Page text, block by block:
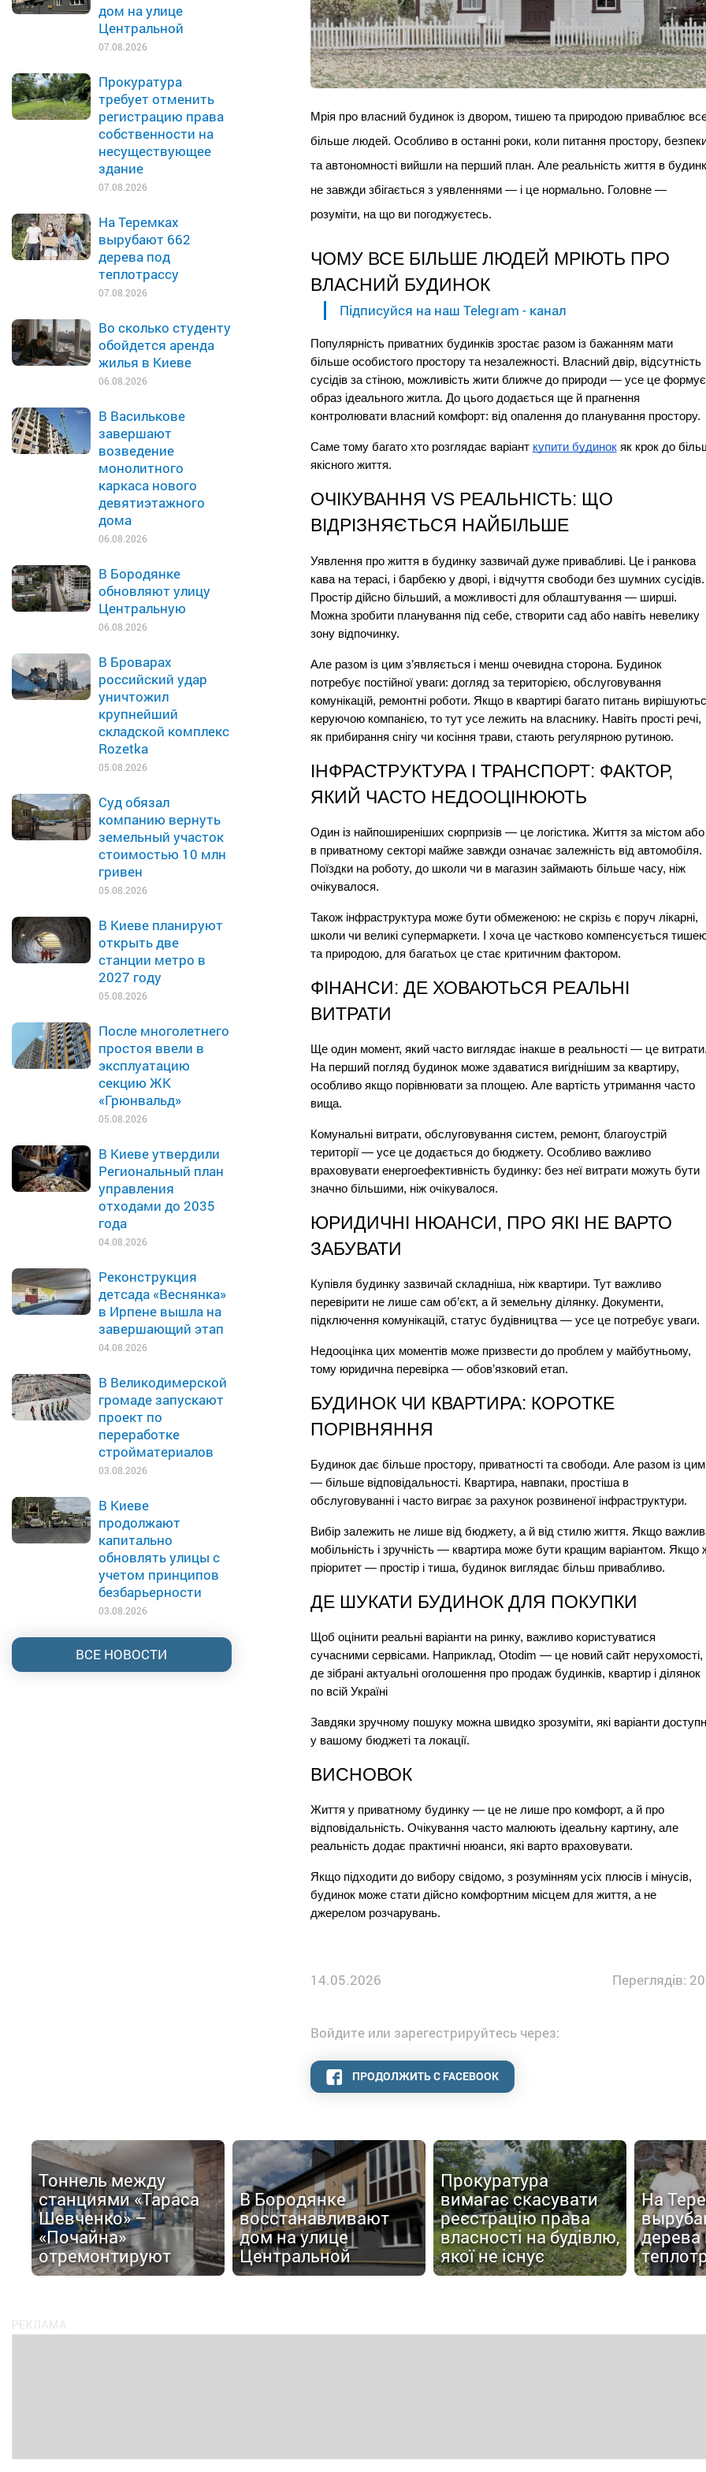
дом на улице
Центральной
07.08.2026
Прокуратура
требует отменить
регистрацию права
собственности на
несуществующее
здание
07.08.2026
На Теремках
вырубают 662
дерева под
теплотрассу
07.08.2026
Во сколько студенту
обойдется аренда
жилья в Киеве
06.08.2026
В Василькове
завершают
возведение
монолитного
каркаса нового
девятиэтажного
дома
06.08.2026
В Бородянке
обновляют улицу
Центральную
06.08.2026
В Броварах
российский удар
уничтожил
крупнейший
складской комплекс
Rozetka
05.08.2026
Суд обязал
компанию вернуть
земельный участок
стоимостью 10 млн
гривен
05.08.2026
В Киеве планируют
открыть две
станции метро в
2027 году
05.08.2026
После многолетнего
простоя ввели в
эксплуатацию
секцию ЖК
«Грюнвальд»
05.08.2026
В Киеве утвердили
Региональный план
управления
отходами до 2035
года
04.08.2026
Реконструкция
детсада «Веснянка»
в Ирпене вышла на
завершающий этап
04.08.2026
В Великодимерской
громаде запускают
проект по
переработке
стройматериалов
03.08.2026
В Киеве
продолжают
капитально
обновлять улицы с
учетом принципов
безбарьерности
03.08.2026
ВСЕ НОВОСТИ
Мрія про власний будинок із двором, тишею та природою приваблює
більше людей. Особливо в останні роки, коли питання простору,
та автономності вийшли на перший план. Але реальність життя в
не завжди збігається з уявленнями — і це нормально. Головне —
розуміти, на що ви погоджуєтесь.
ЧОМУ ВСЕ БІЛЬШЕ ЛЮДЕЙ МРІЮТЬ ПРО
ВЛАСНИЙ БУДИНОК
Підписуйся на наш Telegram - канал
Популярність приватних будинків зростає разом із бажанням мати
більше особистого простору та незалежності. Власний двір, відсутність
сусідів за стіною, можливість жити ближче до природи — усе це формує
образ ідеального житла. До цього додається ще й прагнення
контролювати власний комфорт: від опалення до планування простору.
Саме тому багато хто розглядає варіант купити будинок як крок до
якісного життя.
ОЧІКУВАННЯ VS РЕАЛЬНІСТЬ: ЩО
ВІДРІЗНЯЄТЬСЯ НАЙБІЛЬШЕ
Уявлення про життя в будинку зазвичай дуже привабливі. Це і ранкова
кава на терасі, і барбекю у дворі, і відчуття свободи без шумних сусідів.
Простір дійсно більший, а можливості для облаштування — ширші.
Можна зробити планування під себе, створити сад або навіть невелику
зону відпочинку.
Але разом із цим з’являється і менш очевидна сторона. Будинок
потребує постійної уваги: догляд за територією, обслуговування
комунікацій, ремонтні роботи. Якщо в квартирі багато питань
керуючою компанією, то тут усе лежить на власнику. Навіть прості речі,
як прибирання снігу чи косіння трави, стають регулярною рутиною.
ІНФРАСТРУКТУРА І ТРАНСПОРТ: ФАКТОР,
ЯКИЙ ЧАСТО НЕДООЦІНЮЮТЬ
Один із найпоширеніших сюрпризів — це логістика. Життя за містом або
в приватному секторі майже завжди означає залежність від автомобіля.
Поїздки на роботу, до школи чи в магазин займають більше часу, ніж
очікувалося.
Також інфраструктура може бути обмеженою: не скрізь є поруч лікарні,
школи чи великі супермаркети. І хоча це частково компенсується
та природою, для багатьох це стає критичним фактором.
ФІНАНСИ: ДЕ ХОВАЮТЬСЯ РЕАЛЬНІ
ВИТРАТИ
Ще один момент, який часто виглядає інакше в реальності — це
На перший погляд будинок може здаватися вигіднішим за квартиру,
особливо якщо порівнювати за площею. Але вартість утримання часто
вища.
Комунальні витрати, обслуговування систем, ремонт, благоустрій
території — усе це додається до бюджету. Особливо важливо
враховувати енергоефективність будинку: без неї витрати можуть бути
значно більшими, ніж очікувалося.
ЮРИДИЧНІ НЮАНСИ, ПРО ЯКІ НЕ ВАРТО
ЗАБУВАТИ
Купівля будинку зазвичай складніша, ніж квартири. Тут важливо
перевірити не лише сам об’єкт, а й земельну ділянку. Документи,
підключення комунікацій, статус будівництва — усе це потребує уваги.
Недооцінка цих моментів може призвести до проблем у майбутньому,
тому юридична перевірка — обов’язковий етап.
БУДИНОК ЧИ КВАРТИРА: КОРОТКЕ
ПОРІВНЯННЯ
Будинок дає більше простору, приватності та свободи. Але разом із цим
— більше відповідальності. Квартира, навпаки, простіша в
обслуговуванні і часто виграє за рахунок розвиненої інфраструктури.
Вибір залежить не лише від бюджету, а й від стилю життя. Якщо
мобільність і зручність — квартира може бути кращим варіантом. Якщо
пріоритет — простір і тиша, будинок виглядає більш привабливо.
ДЕ ШУКАТИ БУДИНОК ДЛЯ ПОКУПКИ
Щоб оцінити реальні варіанти на ринку, важливо користуватися
сучасними сервісами. Наприклад, Otodim — це новий сайт нерухомості,
де зібрані актуальні оголошення про продаж будинків, квартир і ділянок
по всій Україні
Завдяки зручному пошуку можна швидко зрозуміти, які варіанти
у вашому бюджеті та локації.
ВИСНОВОК
Життя у приватному будинку — це не лише про комфорт, а й про
відповідальність. Очікування часто малюють ідеальну картину, але
реальність додає практичні нюанси, які варто враховувати.
Якщо підходити до вибору свідомо, з розумінням усіх плюсів і мінусів,
будинок може стати дійсно комфортним місцем для життя, а не
джерелом розчарувань.
14.05.2026 Переглядів:
Войдите или зарегестрируйтесь через:
ПРОДОЛЖИТЬ С FACEBOOK
Тоннель между
станциями «Тараса
Шевченко» –
«Почайна»
отремонтируют
В Бородянке
восстанавливают
дом на улице
Центральной
Прокуратура
вимагає скасувати
реєстрацію права
власності на будівлю,
якої не існує
На
дерева